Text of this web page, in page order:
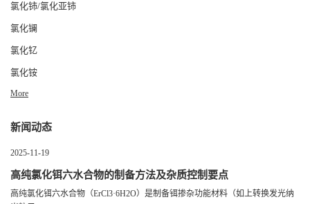
氯化铈/氯化亚铈
氯化镧
氯化钇
氯化铵
More
新闻动态
2025-11-19
高纯氯化铒六水合物的制备方法及杂质控制要点
高纯氯化铒六水合物（ErCl3·6H2O）是制备铒掺杂功能材料（如上转换发光纳